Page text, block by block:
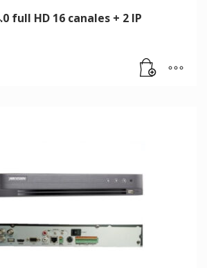
full HD 16 canales + 2 IP